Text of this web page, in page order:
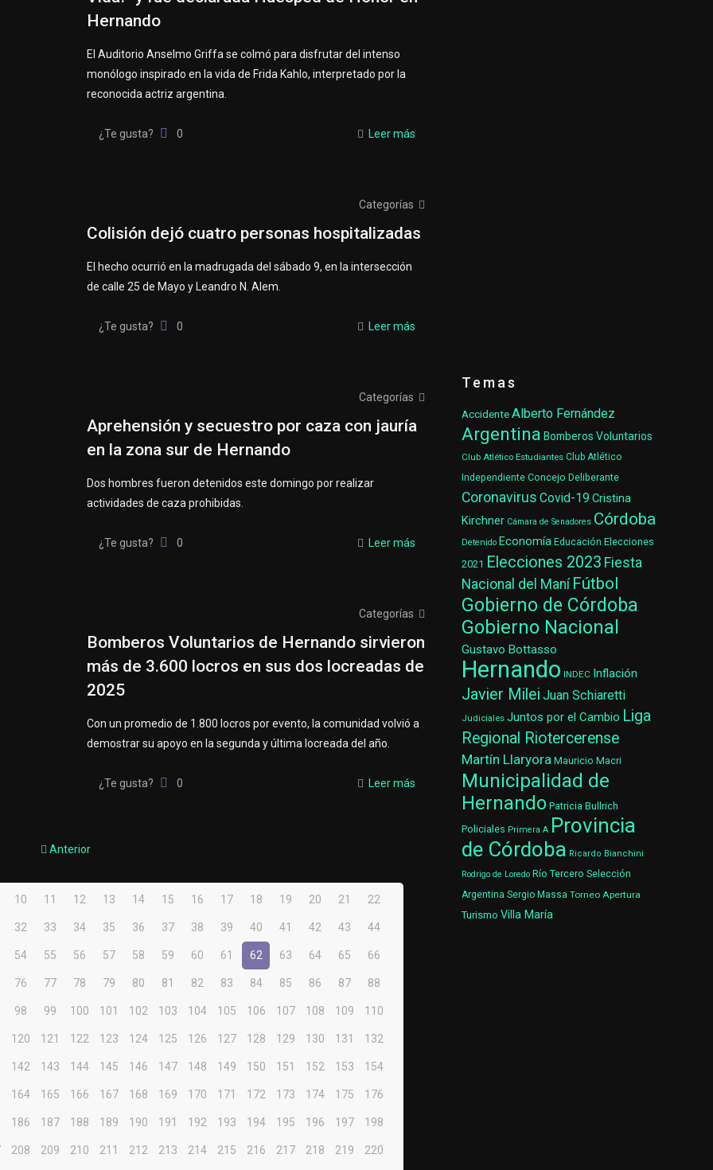
Hernando
El Auditorio Anselmo Griffa se colmó para disfrutar del intenso
monólogo inspirado en la vida de Frida Kahlo, interpretado por la
reconocida actriz argentina.
¿Te gusta? 0 Leer más
Categorías
Colisión dejó cuatro personas hospitalizadas
El hecho ocurrió en la madrugada del sábado 9, en la intersección
de calle 25 de Mayo y Leandro N. Alem.
¿Te gusta? 0 Leer más
Categorías
Aprehensión y secuestro por caza con jauría
en la zona sur de Hernando
Dos hombres fueron detenidos este domingo por realizar
actividades de caza prohibidas.
¿Te gusta? 0 Leer más
Categorías
Bomberos Voluntarios de Hernando sirvieron
más de 3.600 locros en sus dos locreadas de
2025
Con un promedio de 1.800 locros por evento, la comunidad volvió a
demostrar su apoyo en la segunda y última locreada del año.
¿Te gusta? 0 Leer más
Anterior
10 11 12 13 14 15 16 17 18 19 20 21 22
32 33 34 35 36 37 38 39 40 41 42 43 44
54 55 56 57 58 59 60 61 62 63 64 65 66
76 77 78 79 80 81 82 83 84 85 86 87 88
98 99 100 101 102 103 104 105 106 107 108 109 110
120 121 122 123 124 125 126 127 128 129 130 131 132
142 143 144 145 146 147 148 149 150 151 152 153 154
164 165 166 167 168 169 170 171 172 173 174 175 176
186 187 188 189 190 191 192 193 194 195 196 197 198
208 209 210 211 212 213 214 215 216 217 218 219 220
Temas
AccidenteAlberto Fernández
Argentina Bomberos Voluntarios
Club Atlético Estudiantes Club Atlético
Independiente Concejo Deliberante
Coronavirus Covid-19 Cristina
Kirchner Cámara de Senadores Córdoba
Detenido Economía Educación Elecciones
2021 Elecciones 2023 Fiesta
Nacional del Maní Fútbol
Gobierno de Córdoba
Gobierno Nacional
Gustavo Bottasso
Hernando INDEC Inflación
Javier Milei Juan Schiaretti
Judiciales Juntos por el Cambio Liga
Regional Riotercerense
Martín Llaryora Mauricio Macri
Municipalidad de
Hernando Patricia Bullrich
Policiales Primera A Provincia
de Córdoba Ricardo Bianchini
Rodrigo de Loredo Río Tercero Selección
Argentina Sergio Massa Torneo Apertura
Turismo Villa María